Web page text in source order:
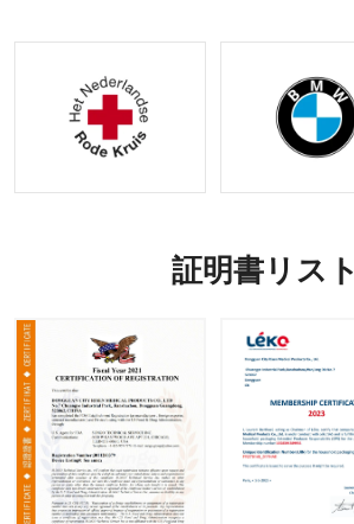
エストの
証明書リスト